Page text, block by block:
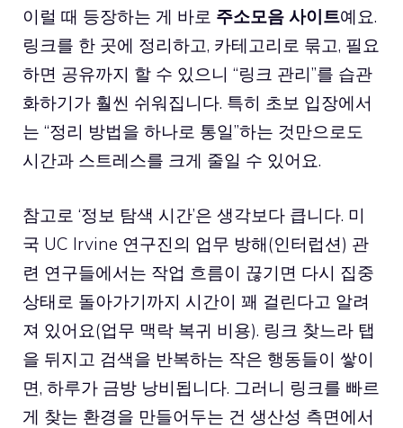
이럴 때 등장하는 게 바로 주소모음 사이트예요.
링크를 한 곳에 정리하고, 카테고리로 묶고, 필요
하면 공유까지 할 수 있으니 “링크 관리”를 습관
화하기가 훨씬 쉬워집니다. 특히 초보 입장에서
는 “정리 방법을 하나로 통일”하는 것만으로도
시간과 스트레스를 크게 줄일 수 있어요.
참고로 ‘정보 탐색 시간’은 생각보다 큽니다. 미
국 UC Irvine 연구진의 업무 방해(인터럽션) 관
련 연구들에서는 작업 흐름이 끊기면 다시 집중
상태로 돌아가기까지 시간이 꽤 걸린다고 알려
져 있어요(업무 맥락 복귀 비용). 링크 찾느라 탭
을 뒤지고 검색을 반복하는 작은 행동들이 쌓이
면, 하루가 금방 낭비됩니다. 그러니 링크를 빠르
게 찾는 환경을 만들어두는 건 생산성 측면에서